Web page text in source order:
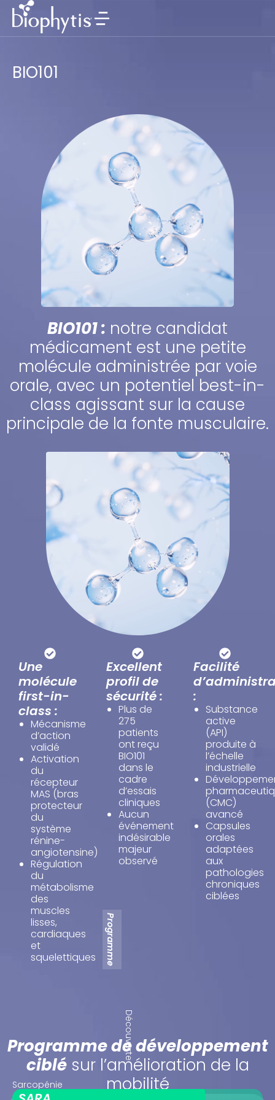
BIO101
BIO101 : notre candidat
médicament est une petite
molécule administrée par voie
orale, avec un potentiel best-in-
class agissant sur la cause
principale de la fonte musculaire.
Une
molécule
first-in-
class :
Mécanisme
d’action
validé
Activation
du
récepteur
MAS (bras
protecteur
du
système
rénine-
angiotensine)
Régulation
du
métabolisme
des
muscles
lisses,
cardiaques
et
squelettiques
Excellent
profil de
sécurité :
Plus de
275
patients
ont reçu
BIO101
dans le
cadre
d’essais
cliniques
Aucun
événement
indésirable
majeur
observé
Facilité
:
Substance
active
(API)
produite à
l’échelle
industrielle
(CMC)
avancé
Capsules
orales
adaptées
aux
pathologies
chroniques
ciblées
Programme de développement
ciblésur l’amélioration de la
mobilité
Programme
Découverte
Sarcopénie